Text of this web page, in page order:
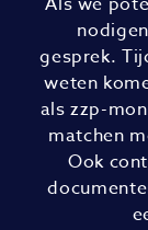
gesprek.
weten
als zzp-
matchen
Ook